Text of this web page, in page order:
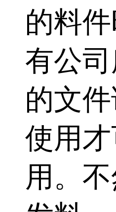
的料
有公
的文
使用
用。